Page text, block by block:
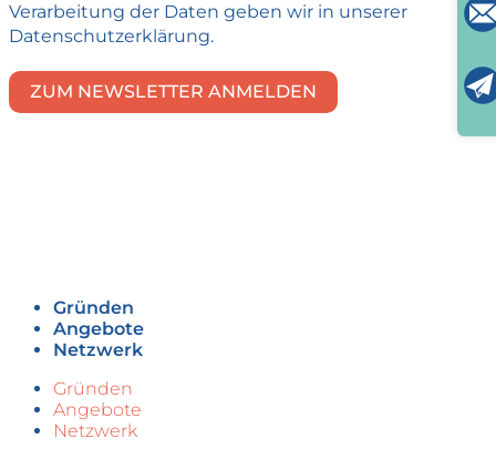
Verarbeitung der Daten geben wir in unserer
Datenschutzerklärung.
Gründen
Angebote
Netzwerk
Gründen
Angebote
Netzwerk